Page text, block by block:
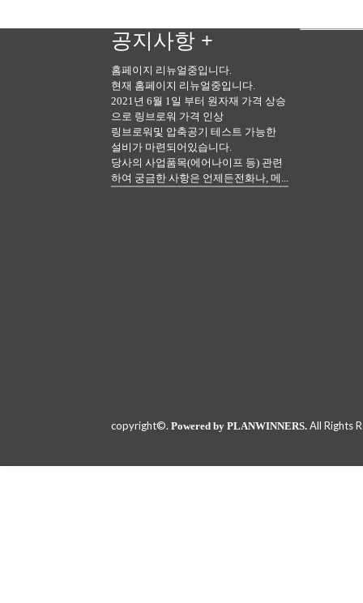
공지사항 +
홈페이지 리뉴얼중입니다.
현재 홈페이지 리뉴얼중입니다.
2021년 6월 1일 부터 원자재 가격 상승
으로 링브로워 가격 인상
링브로워및 압축공기 테스트 가능한
설비가 마련되어있습니다.
당사의 사업품목(에어나이프 등) 관련
하여 궁금한 사항은 언제든전화나, 메...
copyright©. Powered by PLANWINNERS. All Rights